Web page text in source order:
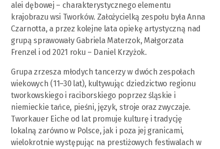
alei dębowej – charakterystycznego elementu
krajobrazu wsi Tworków. Założycielką zespołu była Anna
Czarnotta, a przez kolejne lata opiekę artystyczną nad
grupą sprawowały Gabriela Materzok, Małgorzata
Frenzel i od 2021 roku – Daniel Krzyżok.
Grupa zrzesza młodych tancerzy w dwóch zespołach
wiekowych (11–30 lat), kultywując dziedzictwo regionu
tworkowskiego i raciborskiego poprzez śląskie i
niemieckie tańce, pieśni, język, stroje oraz zwyczaje.
Tworkauer Eiche od lat promuje kulturę i tradycję
lokalną zarówno w Polsce, jak i poza jej granicami,
wielokrotnie występując na prestiżowych festiwalach w